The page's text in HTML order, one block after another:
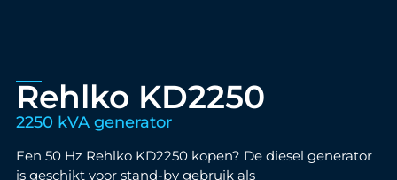
Rehlko KD2250
2250 kVA generator
Een 50 Hz Rehlko KD2250 kopen? De diesel generator
is geschikt voor stand-by gebruik als